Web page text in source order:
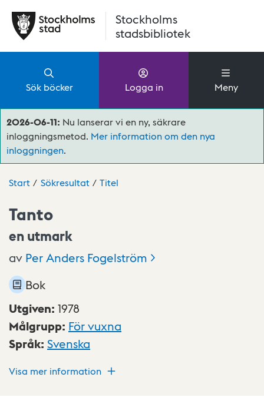
Stockholms
stadsbibliotek
Sök böcker Logga in Meny
2026-06-11: Nu lanserar vi en ny, säkrare
inloggningsmetod. Mer information om den nya
inloggningen.
Start Sökresultat Titel
Tanto
en utmark
av Per Anders Fogelström
Bok
Utgiven: 1978
Målgrupp: För vuxna
Språk: Svenska
Visa mer information